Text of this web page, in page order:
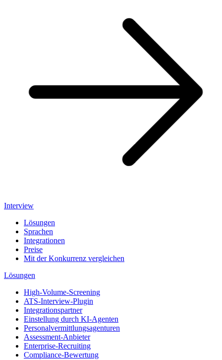
Interview
Lösungen
Sprachen
Integrationen
Preise
Mit der Konkurrenz vergleichen
Lösungen
High-Volume-Screening
ATS-Interview-Plugin
Integrationspartner
Einstellung durch KI-Agenten
Personalvermittlungsagenturen
Assessment-Anbieter
Enterprise-Recruiting
Compliance-Bewertung